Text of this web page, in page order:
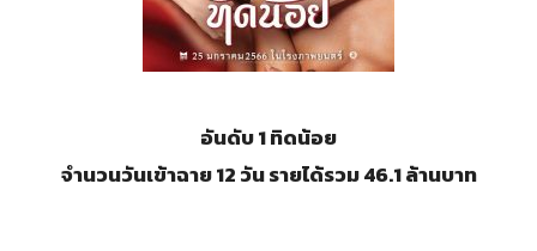
อันดับ 1 ทิดน้อย
จำนวนวันเข้าฉาย 12 วัน รายได้รวม 46.1 ล้านบาท